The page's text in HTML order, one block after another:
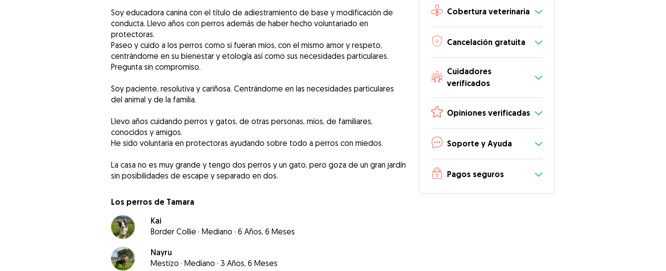
Soy educadora canina con el título de adiestramiento de base y modificación de
conducta. Llevo años con perros además de haber hecho voluntariado en
protectoras.
Paseo y cuido a los perros como si fueran míos, con el mismo amor y respeto,
centrándome en su bienestar y etología así como sus necesidades particulares.
Pregunta sin compromiso.
Soy paciente, resolutiva y cariñosa. Centrándome en las necesidades particulares
del animal y de la familia.
Llevo años cuidando perros y gatos, de otras personas, míos, de familiares,
conocidos y amigos.
He sido voluntaria en protectoras ayudando sobre todo a perros con miedos.
La casa no es muy grande y tengo dos perros y un gato, pero goza de un gran jardín
sin posibilidades de escape y separado en dos.
Los perros de Tamara
Kai
Border Collie · Mediano · 6 Años, 6 Meses
Nayru
Mestizo · Mediano · 3 Años, 6 Meses
Cobertura veterinaria
Cancelación gratuita
Cuidadores
verificados
Opiniones verificadas
Soporte y Ayuda
Pagos seguros